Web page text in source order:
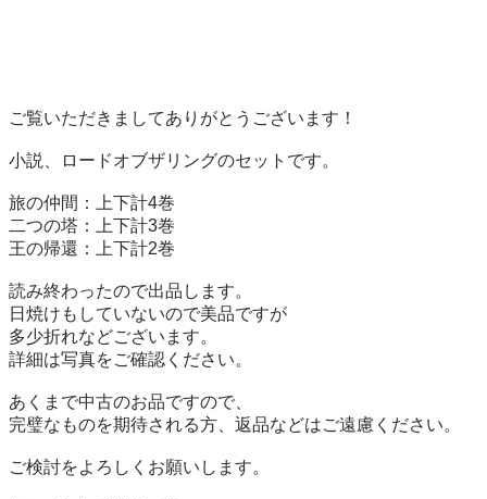
ご覧いただきましてありがとうございます！
小説、ロードオブザリングのセットです。
旅の仲間：上下計4巻
二つの塔：上下計3巻
王の帰還：上下計2巻
読み終わったので出品します。
日焼けもしていないので美品ですが
多少折れなどございます。
詳細は写真をご確認ください。
あくまで中古のお品ですので、
完璧なものを期待される方、返品などはご遠慮ください。
ご検討をよろしくお願いします。